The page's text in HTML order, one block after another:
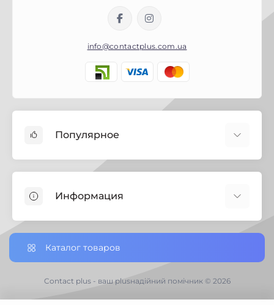
info@contactplus.com.ua
Популярное
Биозащита
Строительная химия
Замки
Петли дверные
Хозяйственный инвертарь
Информация
Настройки сookie-файлов
Доставка заказов по Украине
Доставка по Черниговской обл.
Отзывы о магазине
Каталог товаров
Contact plus - ваш plusнадійний помічник © 2026